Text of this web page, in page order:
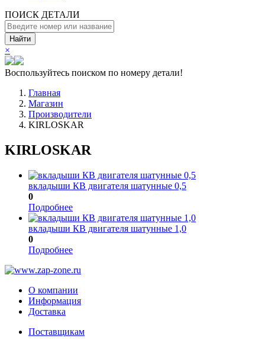
ПОИСК ДЕТАЛИ
Найти
×
Воспользуйтесь поиском по номеру детали!
Главная
Магазин
Производители
KIRLOSKAR
KIRLOSKAR
вкладыши КВ двигателя шатунные 0,5
0
Подробнее
вкладыши КВ двигателя шатунные 1,0
0
Подробнее
О компании
Информация
Доставка
Поставщикам